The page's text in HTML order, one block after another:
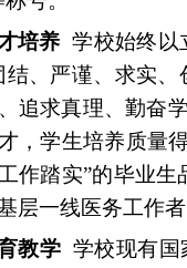
培养 学校始终以
结、严谨、求实
追求真理、勤奋
，学生培养质量
作踏实”的毕业
层一线医务工作
教学 学校现有国